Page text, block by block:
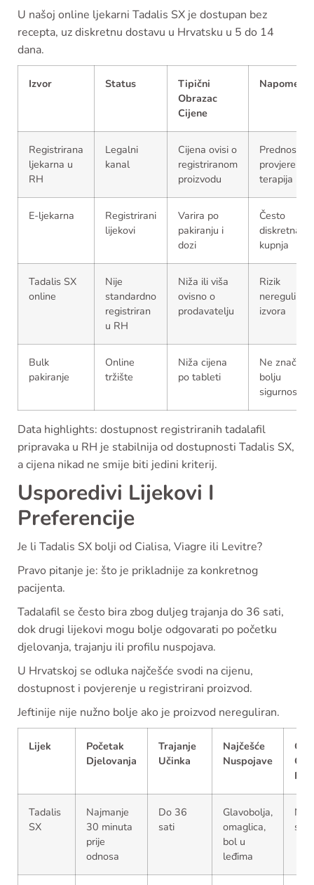
U našoj online ljekarni Tadalis SX je dostupan bez
recepta, uz diskretnu dostavu u Hrvatsku u 5 do 14
dana.
Izvor Status
Tipični
Obrazac
Cijene
Napomena
Registrirana
ljekarna u
RH
Legalni
kanal
Cijena ovisi o
registriranom
proizvodu
Prednost je
provjerena
terapija
E-ljekarna
Registrirani
lijekovi
Varira po
pakiranju i
dozi
Često
diskretna
kupnja
Tadalis SX
online
Nije
standardno
registriran
u RH
Niža ili viša
ovisno o
prodavatelju
Rizik
izvora
Bulk
pakiranje
Online
tržište
Niža cijena
po tableti
Ne znači
bolju
sigurnost
Data highlights: dostupnost registriranih tadalafil
pripravaka u RH je stabilnija od dostupnosti Tadalis SX,
a cijena nikad ne smije biti jedini kriterij.
Usporedivi Lijekovi I
Preferencije
Je li Tadalis SX bolji od Cialisa, Viagre ili Levitre?
Pravo pitanje je: što je prikladnije za konkretnog
pacijenta.
Tadalafil se često bira zbog duljeg trajanja do 36 sati,
dok drugi lijekovi mogu bolje odgovarati po početku
djelovanja, trajanju ili profilu nuspojava.
U Hrvatskoj se odluka najčešće svodi na cijenu,
dostupnost i povjerenje u registrirani proizvod.
Jeftinije nije nužno bolje ako je proizvod nereguliran.
Lijek
Početak
Djelovanja
Trajanje
Učinka
Najčešće
Nuspojave
Tadalis
SX
Najmanje
30 minuta
prije
odnosa
Do 36
sati
Glavobolja,
omaglica,
bol u
leđima